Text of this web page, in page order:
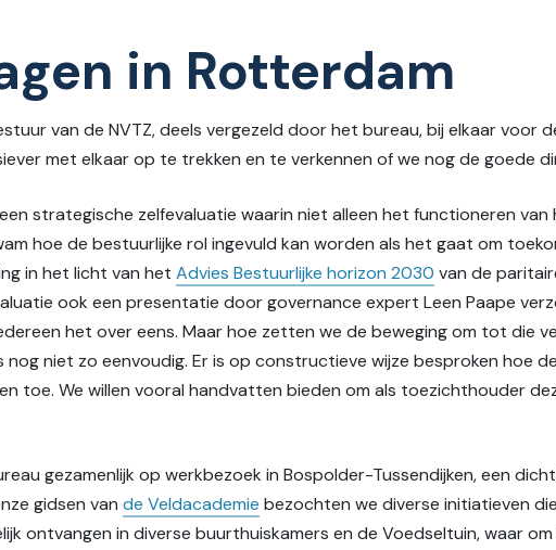
in Rotterdam
van de NVTZ, deels vergezeld door het bureau, bij elkaar voor
met elkaar op te trekken en te verkennen of we nog de goede
strategische zelfevaluatie waarin niet alleen het functioneren
hoe de bestuurlijke rol ingevuld kan worden als het gaat om
in het licht van het Advies Bestuurlijke horizon 2030 van de
ook een presentatie door governance expert Leen Paape
het over eens. Maar hoe zetten we de beweging om tot die
niet zo eenvoudig. Er is op constructieve wijze besproken hoe
toe. We willen vooral handvatten bieden om als toezichthouder
gezamenlijk op werkbezoek in Bospolder-Tussendijken, een
gidsen van de Veldacademie bezochten we diverse initiatieven
ontvangen in diverse buurthuiskamers en de Voedseltuin, waar